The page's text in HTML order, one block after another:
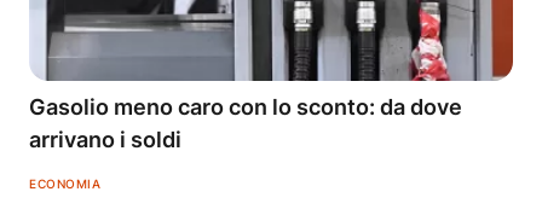
Gasolio meno caro con lo sconto: da dove
arrivano i soldi
ECONOMIA